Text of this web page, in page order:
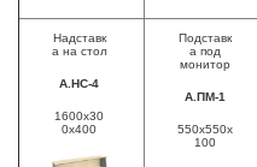
Надставк
а на стол
А.НС-4
1600x30
0x400
Подставк
а под
монитор
А.ПМ-1
550x550x
100